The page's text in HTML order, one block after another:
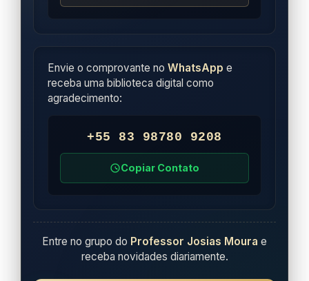
Envie o comprovante noWhatsApp e
receba uma biblioteca digital como
agradecimento:
+55 83 98780 9208
Copiar Contato
Entre no grupo do Professor Josias Moura e
receba novidades diariamente.